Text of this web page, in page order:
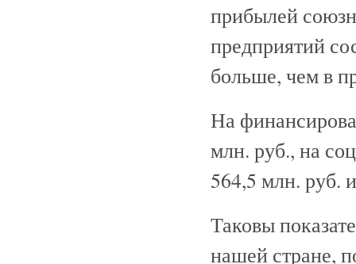
прибылей
предприятий
больше, чем в
На
млн. руб., на
564,5 млн. руб.
Таковы
нашей стране,